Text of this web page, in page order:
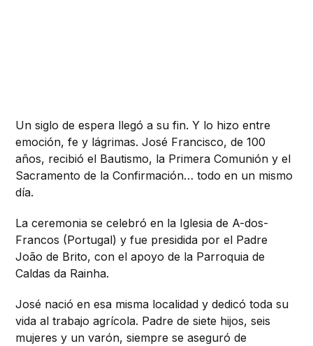
Un siglo de espera llegó a su fin. Y lo hizo entre
emoción, fe y lágrimas. José Francisco, de 100
años, recibió el Bautismo, la Primera Comunión y el
Sacramento de la Confirmación… todo en un mismo
día.
La ceremonia se celebró en la Iglesia de A-dos-
Francos (Portugal) y fue presidida por el Padre
João de Brito, con el apoyo de la Parroquia de
Caldas da Rainha.
José nació en esa misma localidad y dedicó toda su
vida al trabajo agrícola. Padre de siete hijos, seis
mujeres y un varón, siempre se aseguró de